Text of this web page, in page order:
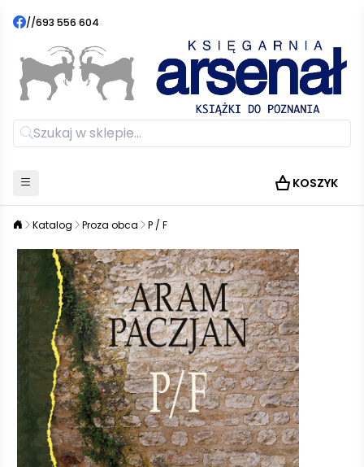
//693 556 604
KOSZYK
Katalog Proza obca P / F